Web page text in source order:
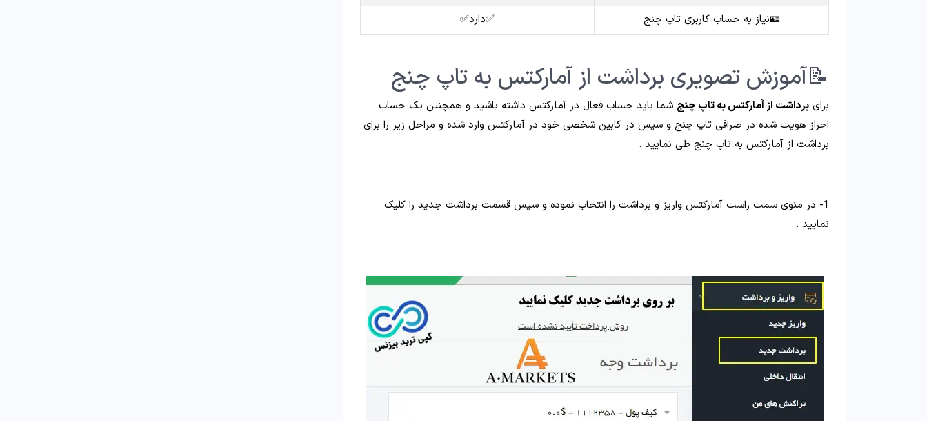
🪪نیاز به حساب کاربری تاپ چنج
✅دارد✅
📝آموزش تصویری برداشت از آمارکتس به تاپ چنج
برای برداشت از آمارکتس به تاپ چنج شما باید حساب فعال در آمارکتس داشته باشید و همچنین یک حساب
احراز هویت شده در صرافی تاپ چنج و سپس در کابین شخصی خود در آمارکتس وارد شده و مراحل زیر را برای
برداشت از آمارکتس به تاپ چنج طی نمایید .
1- در منوی سمت راست آمارکتس واریز و برداشت را انتخاب نموده و سپس قسمت برداشت جدید را کلیک
نمایید .